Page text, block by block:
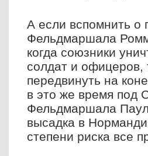
А если вспомнить о
Фельдмаршала
когда союзники
солдат и офицеров,
передвинуть на
в это же время под
Фельдмаршала
высадка в
степени риска все